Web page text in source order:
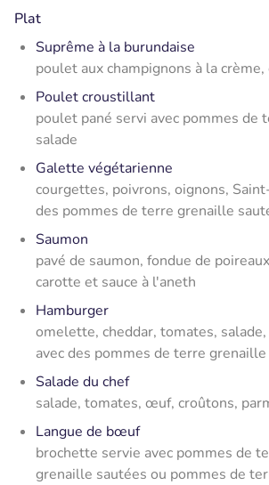
Plat
Suprême à la burundaise
poulet aux champignons à la
Poulet croustillant
poulet pané servi avec pommes de
salade
Galette végétarienne
courgettes, poivrons, oignons,
des pommes de terre grenaille
Saumon
pavé de saumon, fondue de
carotte et sauce à l'aneth
Hamburger
omelette, cheddar, tomates,
avec des pommes de terre
Salade du chef
salade, tomates, œuf, croûtons,
Langue de bœuf
brochette servie avec pommes de
grenaille sautées ou pommes de